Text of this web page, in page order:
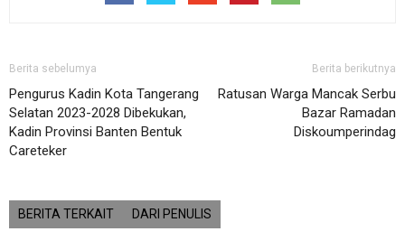
Berita sebelumya
Pengurus Kadin Kota Tangerang
Selatan 2023-2028 Dibekukan,
Kadin Provinsi Banten Bentuk
Careteker
Berita berikutnya
Ratusan Warga Mancak Serbu
Bazar Ramadan
Diskoumperindag
BERITA TERKAIT DARI PENULIS